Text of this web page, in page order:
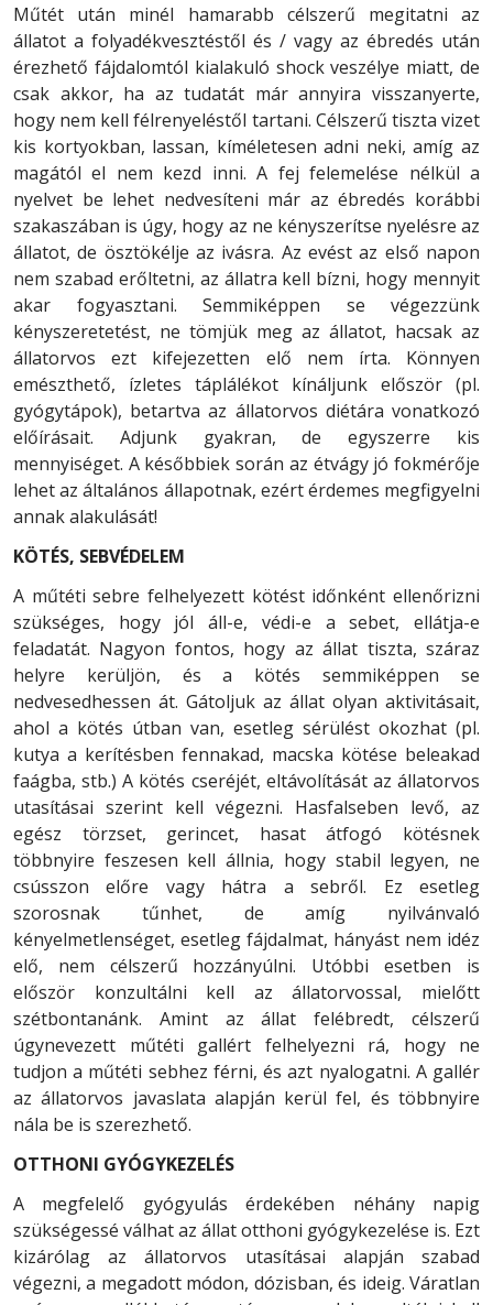
Műtét után minél hamarabb célszerű megitatni az
állatot a folyadékvesztéstől és / vagy az ébredés után
érezhető fájdalomtól kialakuló shock veszélye miatt, de
csak akkor, ha az tudatát már annyira visszanyerte,
hogy nem kell félrenyeléstől tartani. Célszerű tiszta vizet
kis kortyokban, lassan, kíméletesen adni neki, amíg az
magától el nem kezd inni. A fej felemelése nélkül a
nyelvet be lehet nedvesíteni már az ébredés korábbi
szakaszában is úgy, hogy az ne kényszerítse nyelésre az
állatot, de ösztökélje az ivásra. Az evést az első napon
nem szabad erőltetni, az állatra kell bízni, hogy mennyit
akar fogyasztani. Semmiképpen se végezzünk
kényszeretetést, ne tömjük meg az állatot, hacsak az
állatorvos ezt kifejezetten elő nem írta. Könnyen
emészthető, ízletes táplálékot kínáljunk először (pl.
gyógytápok), betartva az állatorvos diétára vonatkozó
előírásait. Adjunk gyakran, de egyszerre kis
mennyiséget. A későbbiek során az étvágy jó fokmérője
lehet az általános állapotnak, ezért érdemes megfigyelni
annak alakulását!
KÖTÉS, SEBVÉDELEM
A műtéti sebre felhelyezett kötést időnként ellenőrizni
szükséges, hogy jól áll-e, védi-e a sebet, ellátja-e
feladatát. Nagyon fontos, hogy az állat tiszta, száraz
helyre kerüljön, és a kötés semmiképpen se
nedvesedhessen át. Gátoljuk az állat olyan aktivitásait,
ahol a kötés útban van, esetleg sérülést okozhat (pl.
kutya a kerítésben fennakad, macska kötése beleakad
faágba, stb.) A kötés cseréjét, eltávolítását az állatorvos
utasításai szerint kell végezni. Hasfalseben levő, az
egész törzset, gerincet, hasat átfogó kötésnek
többnyire feszesen kell állnia, hogy stabil legyen, ne
csússzon előre vagy hátra a sebről. Ez esetleg
szorosnak tűnhet, de amíg nyilvánvaló
kényelmetlenséget, esetleg fájdalmat, hányást nem idéz
elő, nem célszerű hozzányúlni. Utóbbi esetben is
először konzultálni kell az állatorvossal, mielőtt
szétbontanánk. Amint az állat felébredt, célszerű
úgynevezett műtéti gallért felhelyezni rá, hogy ne
tudjon a műtéti sebhez férni, és azt nyalogatni. A gallér
az állatorvos javaslata alapján kerül fel, és többnyire
nála be is szerezhető.
OTTHONI GYÓGYKEZELÉS
A megfelelő gyógyulás érdekében néhány napig
szükségessé válhat az állat otthoni gyógykezelése is. Ezt
kizárólag az állatorvos utasításai alapján szabad
végezni, a megadott módon, dózisban, és ideig. Váratlan